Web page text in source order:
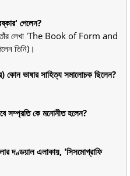
পেলেন?
(তাঁর লেখা 'The Book of Form and
তিনি)।
কোন ভাষার সাহিত্য সমালোচক ছিলেন?
সম্প্রতি কে মনোনীত হলেন?
দণ্ডয়াল এলাকায়, 'সিসমোগ্রাফি